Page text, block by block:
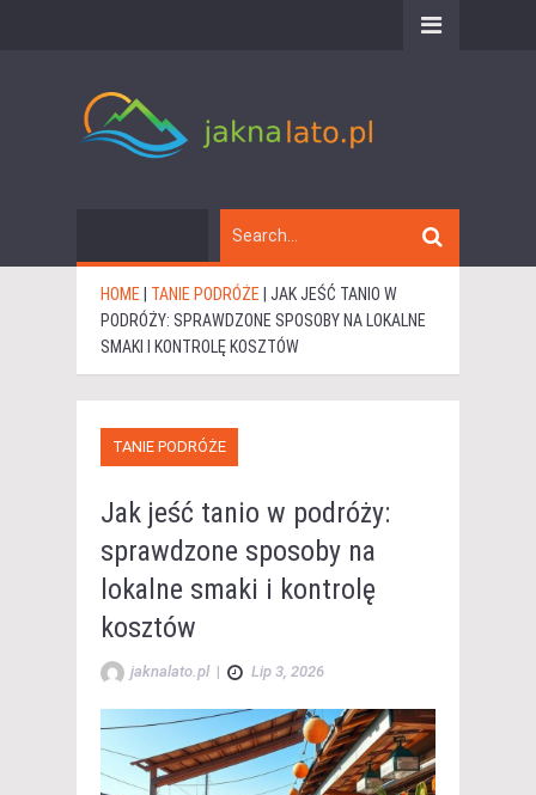
HOME TANIE PODRÓŻE JAK JEŚĆ TANIO W
PODRÓŻY: SPRAWDZONE SPOSOBY NA LOKALNE
SMAKI I KONTROLĘ KOSZTÓW
TANIE PODRÓŻE
Jak jeść tanio w podróży:
sprawdzone sposoby na
lokalne smaki i kontrolę
kosztów
jaknalato.pl | Lip 3, 2026